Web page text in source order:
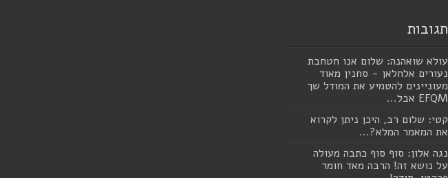
תגובות
עולא שואהנה: שלום אנו חטחבת
נעורים אלחלאן - סחנין מאוד
מעוניינים להטמיע את המודל שך
EFQM אבל...
קטי: שלום רב, היכן ניתן לקרוא
את המאמר המלא?...
נגה אלון: סוף סוף כתבה מעולה
על נושא זה! הרבה מאד חומר